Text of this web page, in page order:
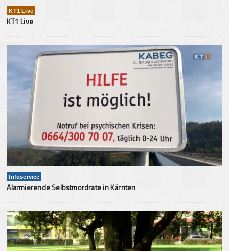
KT1 Live
KT1 Live
Infoservice
Alarmierende Selbstmordrate in Kärnten